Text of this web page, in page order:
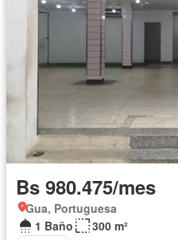
Bs 980.475/mes
Gua, Portuguesa
1 Baño
300 m²